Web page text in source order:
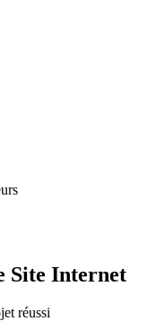
Site Internet
réussi